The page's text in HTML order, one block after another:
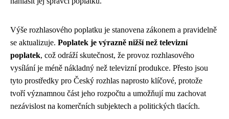
Výše rozhlasového poplatku je stanovena zákonem a pravidelně
se aktualizuje. Poplatek je výrazně nižší než televizní
poplatek, což odráží skutečnost, že provoz rozhlasového
vysílání je méně nákladný než televizní produkce. Přesto jsou
tyto prostředky pro Český rozhlas naprosto klíčové, protože
tvoří významnou část jeho rozpočtu a umožňují mu zachovat
nezávislost na komerčních subjektech a politických tlacích.